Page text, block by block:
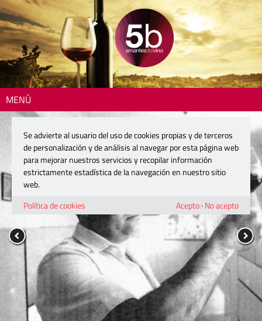
MENÚ
Se advierte al usuario del uso de cookies propias y de terceros
de personalización y de análisis al navegar por esta página web
para mejorar nuestros servicios y recopilar información
estrictamente estadística de la navegación en nuestro sitio
web.
Política de cookies
Acepto· No acepto